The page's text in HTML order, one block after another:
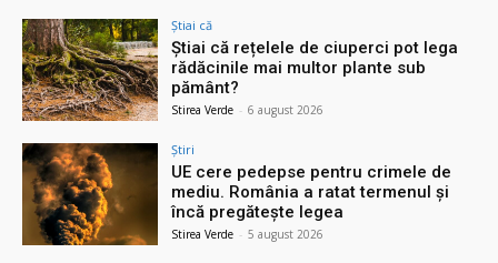
Știai că
Știai că rețelele de ciuperci pot lega
rădăcinile mai multor plante sub
pământ?
Stirea Verde - 6 august 2026
Știri
UE cere pedepse pentru crimele de
mediu. România a ratat termenul și
încă pregătește legea
Stirea Verde - 5 august 2026